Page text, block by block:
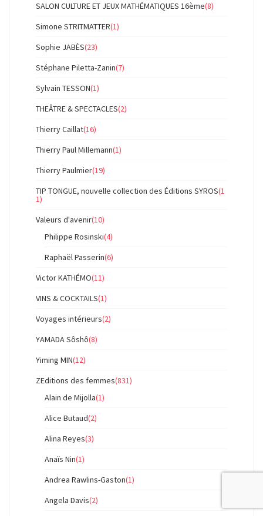
SALON CULTURE ET JEUX MATHÉMATIQUES 16ème(8)
Simone STRITMATTER(1)
Sophie JABÈS(23)
Stéphane Piletta-Zanin(7)
Sylvain TESSON(1)
THEÂTRE & SPECTACLES(2)
Thierry Caillat(16)
Thierry Paul Millemann(1)
Thierry Paulmier(19)
TIP TONGUE, nouvelle collection des Éditions SYROS(1
1)
Valeurs d'avenir(10)
Philippe Rosinski(4)
Raphaël Passerin(6)
Victor KATHÉMO(11)
VINS & COCKTAILS(1)
Voyages intérieurs(2)
YAMADA Sôshô(8)
Yiming MIN(12)
ZEditions des femmes(831)
Alain de Mijolla(1)
Alice Butaud(2)
Alina Reyes(3)
Anaïs Nin(1)
Andrea Rawlins-Gaston(1)
Angela Davis(2)